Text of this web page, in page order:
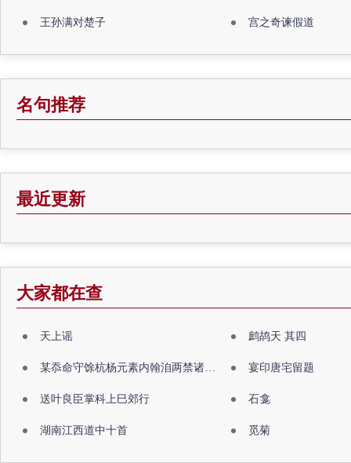
王孙满对楚子 宫之奇谏假道
名句推荐
最近更新
大家都在查
天上谣 鹧鸪天 其四
某忝命守馀杭杨元素内翰洎两禁诸公出祖佛寺 宴印唐宅留题
送叶良臣掌科上巳郊行 石龛
湖南江西道中十首 觅菊